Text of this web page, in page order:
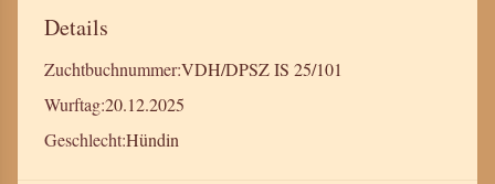
Details
Zuchtbuchnummer:VDH/DPSZ IS 25/101
Wurftag:20.12.2025
Geschlecht:Hündin